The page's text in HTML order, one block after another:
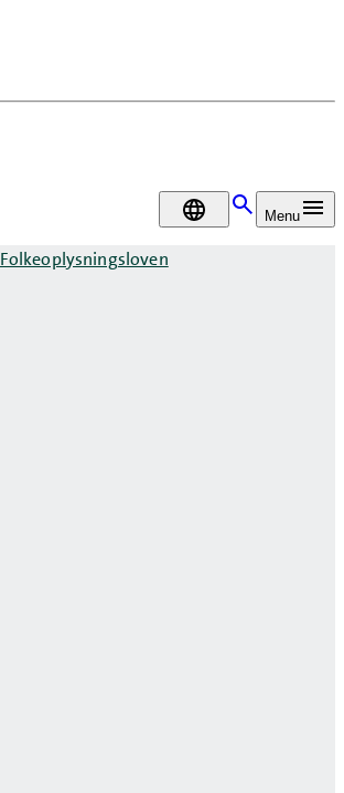
DA Menu
Folkeoplysningsloven